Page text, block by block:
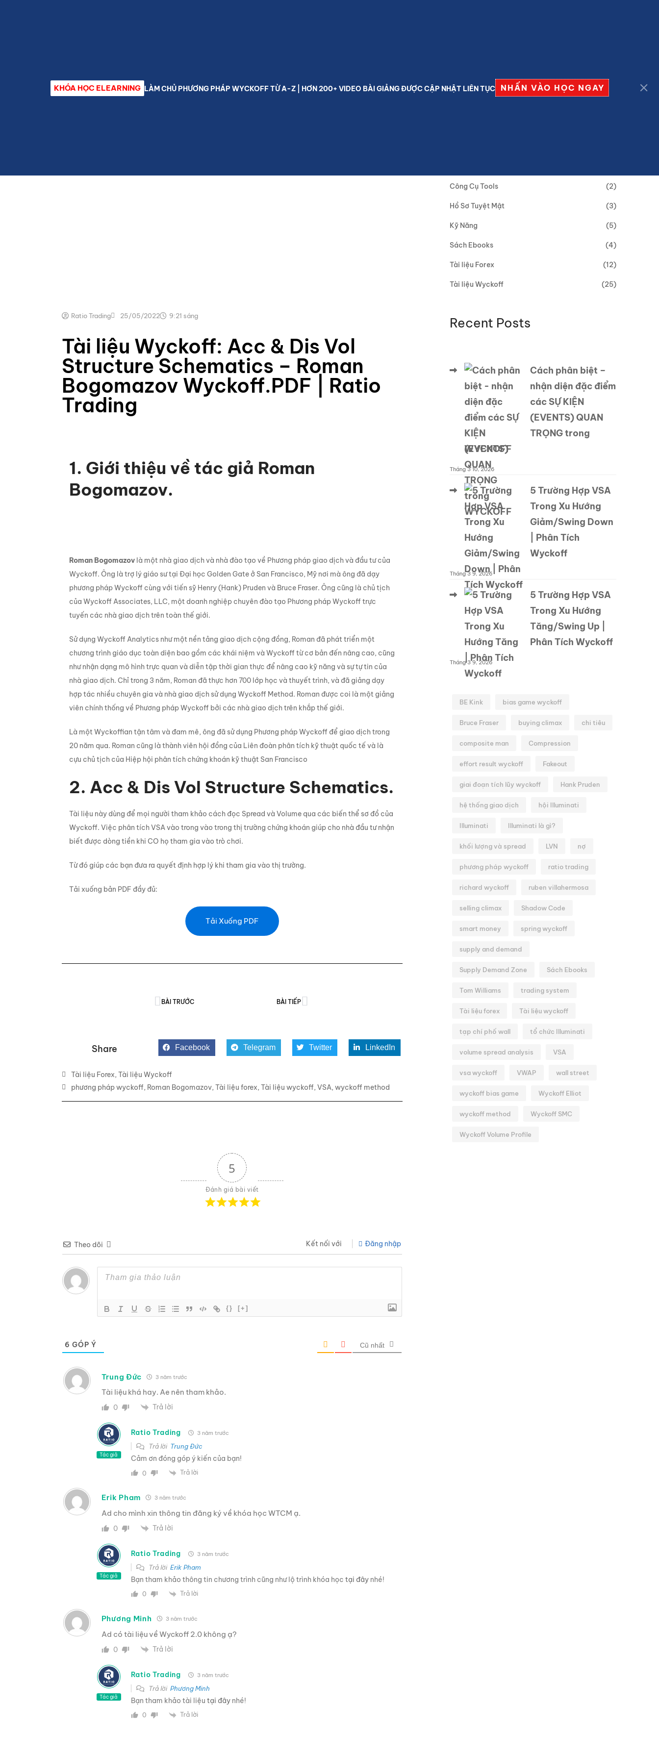
Xem thêm
Ratio Trading 25/05/2022 9:21 sáng
Tài liệu Wyckoff: Acc & Dis Vol
Structure Schematics – Roman
Bogomazov Wyckoff.PDF | Ratio
Trading
1. Giới thiệu về tác giả Roman
Bogomazov.
Roman Bogomazovlà một nhà giao dịch và nhà đào tạo về Phương pháp giao dịchvà đầu tư của
Wyckoff. Ông là trợ lý giáo sư tại Đại học Golden Gate ở San Francisco, Mỹ nơi mà ông đã dạy
phương pháp Wyckoff cùng với tiến sỹ Henry (Hank) Pruden và Bruce Fraser. Ông cũng là chủ tịch
của Wyckoff Associates, LLC, một doanh nghiệp chuyên đào tạo Phương pháp Wyckoff trực
tuyến các nhà giao dịch trên toàn thế giới.
Sử dụng Wyckoff Analytics như một nền tảng giao dịch cộng đồng, Roman đã phát triển một
chương trình giáo dục toàn diện bao gồm các khái niệm và Wyckoff từ cơ bản đến nâng cao, cũng
như nhận dạng mô hình trực quan và diễn tập thời gian thực để nâng cao kỹ năng và sự tự tin của
nhà giao dịch. Chỉ trong 3 năm, Roman đã thực hơn 700 lớp học và thuyết trình, và đã giảng dạy
hợp tác nhiều chuyên gia và nhà giao dịch sử dụng Wyckoff Method. Roman được coi là một giảng
viên chính thống về Phương pháp Wyckoff bởi các nhà giao dịch trên khắp thế giới.
Là một Wyckoffian tận tâm và đam mê, ông đã sử dụng Phương pháp Wyckoff để giao dịch trong
20 năm qua. Roman cũng là thành viên hội đồng của Liên đoàn phân tích kỹ thuật quốc tế và là
cựu chủ tịch của Hiệp hội phân tích chứng khoán kỹ thuật San Francisco
2. Acc & Dis Vol Structure Schematics.
Tài liệu này dùng để mọi người tham khảo cách đọc Spread và Volume qua các biến thể sơ đồ của
Wyckoff. Việc phân tích VSA vào trong vào trong thị trường chứng khoán giúp cho nhà đầu tư nhận
biết được dòng tiền khi CO họ tham gia vào trò chơi.
Từ đó giúp các bạn đưa ra quyết định hợp lý khi tham gia vào thị trường.
Tải xuống bản PDF đầy đủ:
Tải Xuống PDF
BÀI TRƯỚC BÀI TIẾP
Share Facebook Telegram Twitter LinkedIn
Tài liệu Forex, Tài liệu Wyckoff
phương pháp wyckoff, Roman Bogomazov, Tài liệu forex, Tài liệu wyckoff, VSA, wyckoff method
5
Đánh giá bài viết
Theo dõi Kết nối với Đăng nhập
{} [+]
6 GÓP Ý Cũ nhất
Trung Đức 3 năm trước
Tài liệu khá hay. Ae nên tham khảo.
0 Trả lời
Tác giả
Ratio Trading 3 năm trước
Trả lời Trung Đức
Cảm ơn đóng góp ý kiến của bạn!
0 Trả lời
Erik Pham 3 năm trước
Ad cho mình xin thông tin đăng ký về khóa học WTCM ạ.
0 Trả lời
Tác giả
Ratio Trading 3 năm trước
Trả lời Erik Pham
Bạn tham khảo thông tin chương trình cũng như lộ trình khóa học tại đâynhé!
0 Trả lời
Phương Minh 3 năm trước
Ad có tài liệu về Wyckoff 2.0 không ạ?
0 Trả lời
Tác giả
Ratio Trading 3 năm trước
Trả lời Phương Minh
Bạn tham khảo tài liệu tại đâynhé!
0 Trả lời
Công Cụ Tools (2)
Hồ Sơ Tuyệt Mật (3)
Kỹ Năng (5)
Sách Ebooks (4)
Tài liệu Forex (12)
Tài liệu Wyckoff (25)
Recent Posts
Cách phân biệt –
nhận diện đặc điểm
các SỰ KIỆN
(EVENTS) QUAN
TRỌNG trong
WYCKOFF
Tháng 3 10, 2026
5 Trường Hợp VSA
Trong Xu Hướng
Giảm/Swing Down
| Phân Tích
Wyckoff
Tháng 3 9, 2026
5 Trường Hợp VSA
Trong Xu Hướng
Tăng/Swing Up |
Phân Tích Wyckoff
Tháng 3 9, 2026
BE Kink bias game wyckoff
Bruce Fraser buying climax chi tiêu
composite man Compression
effort result wyckoff Fakeout
giai đoạn tích lũy wyckoff Hank Pruden
hệ thống giao dịch hội Illuminati
Illuminati Illuminati là gì?
khối lượng và spread LVN nợ
phương pháp wyckoff ratio trading
richard wyckoff ruben villahermosa
selling climax Shadow Code
smart money spring wyckoff
supply and demand
Supply Demand Zone Sách Ebooks
Tom Williams trading system
Tài liệu forex Tài liệu wyckoff
tạp chí phố wall tổ chức Illuminati
volume spread analysis VSA
vsa wyckoff VWAP wall street
wyckoff bias game Wyckoff Elliot
wyckoff method Wyckoff SMC
Wyckoff Volume Profile
KHÓA HỌC ELEARNING LÀM CHỦ PHƯƠNG PHÁP WYCKOFF TỪ A-Z | HƠN 200+ VIDEO BÀI GIẢNG ĐƯỢC CẬP NHẬT LIÊN TỤC NHẤN VÀO HỌC NGAY